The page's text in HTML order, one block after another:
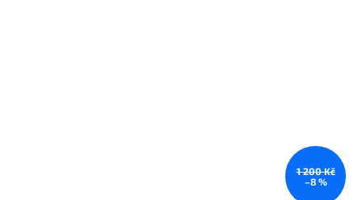
1 200 Kč
–8 %